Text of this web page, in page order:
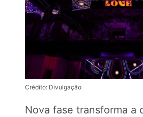
Crédito: Divulgação
Nova fase transforma a